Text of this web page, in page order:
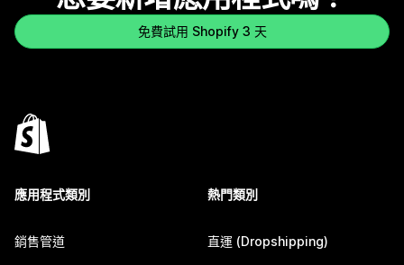
免費試用 Shopify 3 天
應用程式類別
銷售管道
熱門類別
直運 (Dropshipping)